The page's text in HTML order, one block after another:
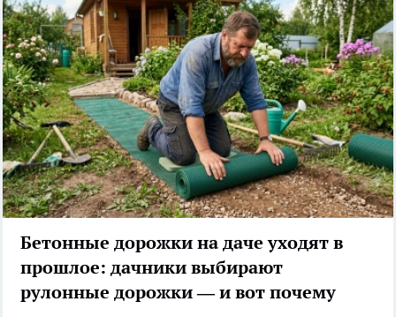
Бетонные дорожки на даче уходят в
прошлое: дачники выбирают
рулонные дорожки — и вот почему